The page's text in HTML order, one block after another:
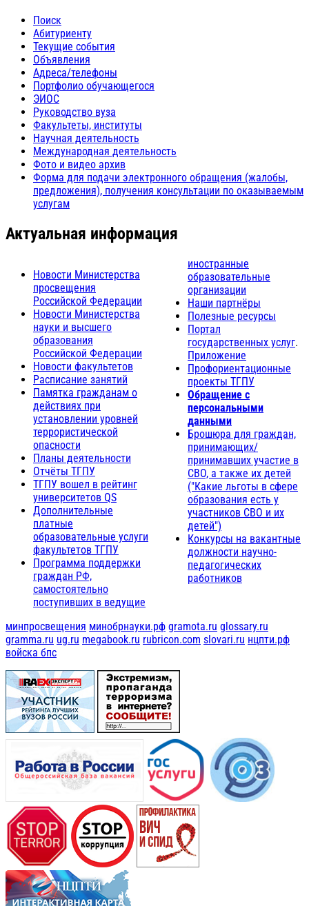
Поиск
Абитуриенту
Текущие события
Объявления
Адреса/телефоны
Портфолио обучающегося
ЭИОС
Руководство вуза
Факультеты, институты
Научная деятельность
Международная деятельность
Фото и видео архив
Форма для подачи электронного обращения (жалобы,
предложения), получения консультации по оказываемым
услугам
Актуальная информация
Новости Министерства
просвещения
Российской Федерации
Новости Министерства
науки и высшего
образования
Российской Федерации
Новости факультетов
Расписание занятий
Памятка гражданам о
действиях при
установлении уровней
террористической
опасности
Планы деятельности
Отчёты ТГПУ
ТГПУ вошел в рейтинг
университетов QS
Дополнительные
платные
образовательные услуги
факультетов ТГПУ
Программа поддержки
граждан РФ,
самостоятельно
поступивших в ведущие
иностранные
образовательные
организации
Наши партнёры
Полезные ресурсы
Портал
государственных услуг.
Приложение
Профориентационные
проекты ТГПУ
Обращение с
персональными
данными
Брошюра для граждан,
принимающих/
принимавших участие в
СВО, а также их детей
("Какие льготы в сфере
образования есть у
участников СВО и их
детей")
Конкурсы на вакантные
должности научно-
педагогических
работников
минпросвещения минобрнауки.рф gramota.ru glossary.ru
gramma.ru ug.ru megabook.ru rubricon.com slovari.ru нцпти.рф
войска бпс